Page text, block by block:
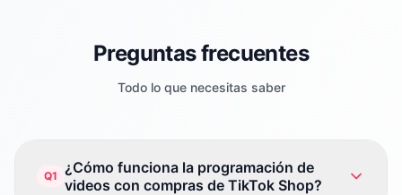
Preguntas frecuentes
Todo lo que necesitas saber
Q1 ¿Cómo funciona la programación de
videos con compras de TikTok Shop?